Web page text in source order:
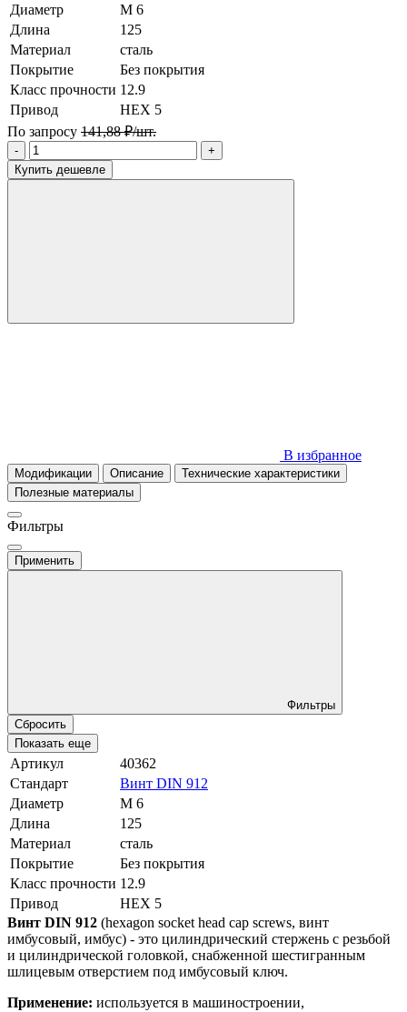
Диаметр
М 6
Длина
125
Материал
сталь
Покрытие
Без покрытия
Класс прочности 12.9
Привод
HEX 5
По запросу 141,88 ₽/шт.
-
+
Купить дешевле
В избранное
Модификации Описание
Технические характеристики
Полезные материалы
Фильтры
Применить
Фильтры
Сбросить
Показать еще
Артикул
40362
Стандарт
Винт DIN 912
Диаметр
М 6
Длина
125
Материал
сталь
Покрытие
Без покрытия
Класс прочности 12.9
Привод
HEX 5
Винт DIN 912 (hexagon socket head cap screws, винт
имбусовый, имбус) - это цилиндрический стержень с резьбой
и цилиндрической головкой, снабженной шестигранным
шлицевым отверстием под имбусовый ключ.
Применение: используется в машиностроении,